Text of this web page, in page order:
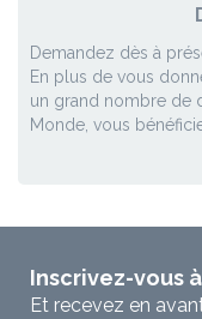
Demandez dès à
En plus de vous
un grand nombre de
Monde, vous
Inscrivez-vous
Et recevez en